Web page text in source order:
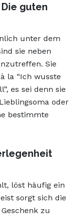
guten
unter dem
sie neben
Sie
la “Ich wusste
es sei denn sie
oder
bestimmte
löst häufig ein
sorgt sich die
zu